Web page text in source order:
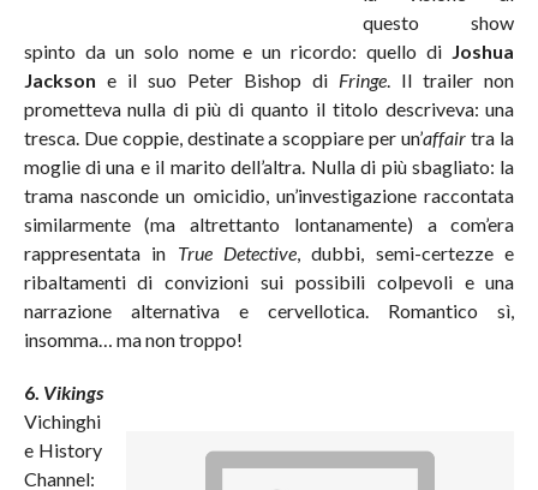
questo show
spinto da un solo nome e un ricordo: quello di Joshua
Jackson e il suo Peter Bishop di Fringe . Il trailer non
prometteva nulla di più di quanto il titolo descriveva: una
tresca. Due coppie, destinate a scoppiare per un’affair tra la
moglie di una e il marito dell’altra. Nulla di più sbagliato: la
trama nasconde un omicidio, un’investigazione raccontata
similarmente (ma altrettanto lontanamente) a com’era
rappresentata in True Detective, dubbi, semi-certezze e
ribaltamenti di convizioni sui possibili colpevoli e una
narrazione alternativa e cervellotica. Romantico sì,
insomma… ma non troppo!
6. Vikings
Vichinghi
e History
Channel: